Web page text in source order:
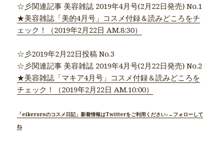
☆彡関連記事 美容雑誌 2019年4月号(2月22日発売) No.1
★美容雑誌「美的4月号」コスメ付録＆読みどころをチ
ェック！（2019年2月22日 AM.8:30）
☆彡2019年2月22日投稿 No.3
☆彡関連記事 美容雑誌 2019年4月号(2月22日発売) No.2
★美容雑誌「マキア4月号」コスメ付録＆読みどころを
チェック！（2019年2月22日 AM.10:00）
「eikeroroのコスメ日記」新着情報はTwitterをご利用ください♪←フォローして
ね